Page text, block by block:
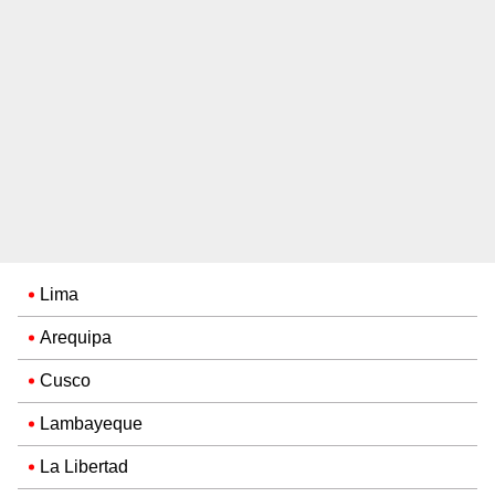
Lima
Arequipa
Cusco
Lambayeque
La Libertad